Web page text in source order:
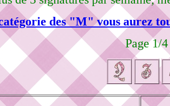
des "M" vous aurez
Page 1/4